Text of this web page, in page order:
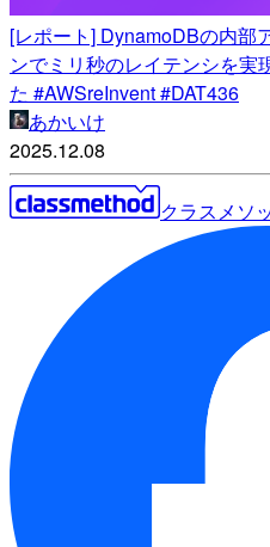
[レポート] DynamoDBの内部
ンでミリ秒のレイテンシを実
た #AWSreInvent #DAT436
あかいけ
2025.12.08
クラスメソ